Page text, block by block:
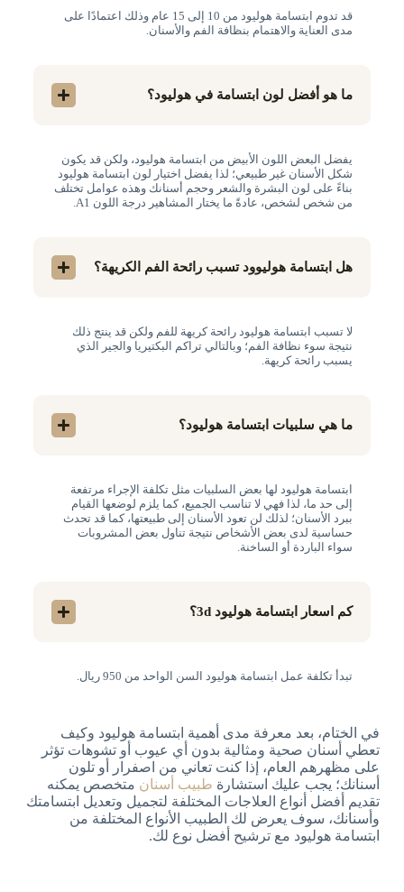
قد تدوم ابتسامة هوليود من 10 إلى 15 عام وذلك اعتمادًا على
مدى العناية والاهتمام بنظافة الفم والأسنان.
ما هو أفضل لون ابتسامة في هوليود؟
يفضل البعض اللون الأبيض من ابتسامة هوليود، ولكن قد يكون
شكل الأسنان غير طبيعي؛ لذا يفضل اختيار لون ابتسامة هوليود
بناءً على لون البشرة والشعر وحجم أسنانك وهذه عوامل تختلف
من شخص لشخص، عادةً ما يختار المشاهير درجة اللون A1.
هل ابتسامة هوليوود تسبب رائحة الفم الكريهة؟
لا تسبب ابتسامة هوليود رائحة كريهة للفم ولكن قد ينتج ذلك
نتيجة سوء نظافة الفم؛ وبالتالي تراكم البكتيريا والجير الذي
يسبب رائحة كريهة.
ما هي سلبيات ابتسامة هوليود؟
ابتسامة هوليود لها بعض السلبيات مثل تكلفة الإجراء مرتفعة
إلى حد ما، لذا فهي لا تناسب الجميع، كما يلزم لوضعها القيام
ببرد الأسنان؛ لذلك لن تعود الأسنان إلى طبيعتها، كما قد تحدث
حساسية لدى بعض الأشخاص نتيجة تناول بعض المشروبات
سواء الباردة أو الساخنة.
كم اسعار ابتسامة هوليود 3d؟
تبدأ تكلفة عمل ابتسامة هوليود السن الواحد من 950 ريال.
في الختام، بعد معرفة مدى أهمية ابتسامة هوليود وكيف
تعطي أسنان صحية ومثالية بدون أي عيوب أو تشوهات تؤثر
على مظهرهم العام، إذا كنت تعاني من اصفرار أو تلون
أسنانك؛ يجب عليك استشارة طبيب أسنان متخصص يمكنه
تقديم أفضل أنواع العلاجات المختلفة لتجميل وتعديل ابتسامتك
وأسنانك، سوف يعرض لك الطبيب الأنواع المختلفة من
ابتسامة هوليود مع ترشيح أفضل نوع لك.